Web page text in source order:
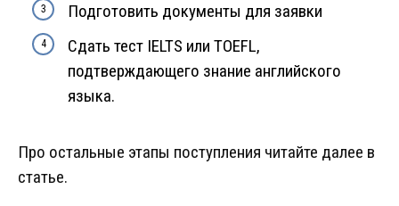
Подготовить документы для заявки
Сдать тест IELTS или TOEFL,
подтверждающего знание английского
языка.
Про остальные этапы поступления читайте далее в
статье.